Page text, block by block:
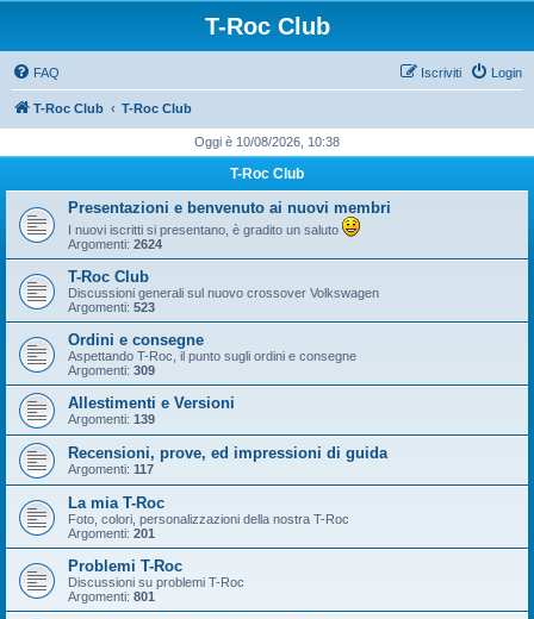
T-Roc Club
FAQ Login
Iscriviti
T-Roc Club T-Roc Club
Oggi è 10/08/2026, 10:38
T-Roc Club
Presentazioni e benvenuto ai nuovi membri
I nuovi iscritti si presentano, è gradito un saluto
Argomenti: 2624
T-Roc Club
Discussioni generali sul nuovo crossover Volkswagen
Argomenti: 523
Ordini e consegne
Aspettando T-Roc, il punto sugli ordini e consegne
Argomenti: 309
Allestimenti e Versioni
Argomenti: 139
Recensioni, prove, ed impressioni di guida
Argomenti: 117
La mia T-Roc
Foto, colori, personalizzazioni della nostra T-Roc
Argomenti: 201
Problemi T-Roc
Discussioni su problemi T-Roc
Argomenti: 801